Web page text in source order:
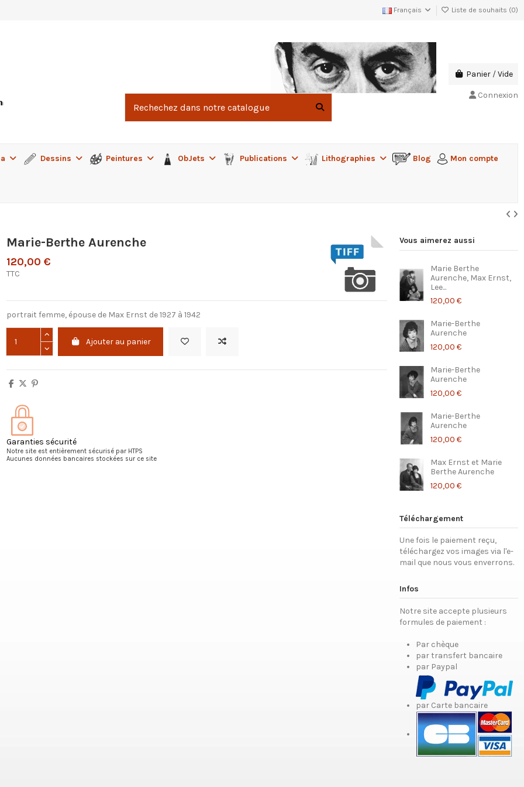
Français Liste de souhaits (0)
Panier /Vide
Connexion
Dessins Peintures ObJets Publications Lithographies Blog Mon compte
Marie-Berthe Aurenche
120,00 €
TTC
portrait femme, épouse de Max Ernst de 1927 à 1942
Ajouter au panier
Garanties sécurité
Notre site est entièrement sécurisé par HTPS
Aucunes données bancaires stockées sur ce site
Vous aimerez aussi
Marie Berthe
Aurenche, Max Ernst,
Lee...
120,00 €
Marie-Berthe
Aurenche
120,00 €
Marie-Berthe
Aurenche
120,00 €
Marie-Berthe
Aurenche
120,00 €
Max Ernst et Marie
Berthe Aurenche
120,00 €
Téléchargement
Une fois le paiement reçu,
téléchargez vos images via l'e-
mail que nous vous enverrons.
Infos
Notre site accepte plusieurs
formules de paiement :
Par chèque
par transfert bancaire
par Paypal
par Carte bancaire